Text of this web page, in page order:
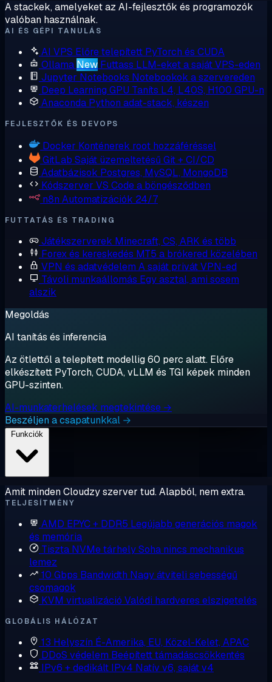
A stackek, amelyeket az AI-fejlesztők és programozók
valóban használnak.
AI ÉS GÉPI TANULÁS
AI VPS Előre telepített PyTorch és CUDA
Ollama New Futtass LLM-eket a saját VPS-eden
Jupyter Notebooks Notebookok a szervereden
Deep Learning GPU Taníts L4, L40S, H100 GPU-n
Anaconda Python adat-stack, készen
FEJLESZTŐK ÉS DEVOPS
Docker Konténerek root hozzáféréssel
GitLab Saját üzemeltetésű Git + CI/CD
Adatbázisok Postgres, MySQL, MongoDB
Kódszerver VS Code a böngésződben
n8n Automatizációk 24/7
FUTTATÁS ÉS TRADING
Játékszerverek Minecraft, CS, ARK és több
Forex és kereskedés MT5 a brókered közelében
VPN és adatvédelem A saját privát VPN-ed
Távoli munkaállomás Egy asztal, ami sosem
alszik
Megoldás
AI tanítás és inferencia
Az ötlettől a telepített modellig 60 perc alatt. Előre
elkészített PyTorch, CUDA, vLLM és TGI képek minden
GPU-szinten.
AI-munkaterhelések megtekintése →
Beszéljen a csapatunkkal →
Amit minden Cloudzy szerver tud. Alapból, nem extra.
TELJESÍTMÉNY
AMD EPYC + DDR5 Legújabb generációs magok
és memória
Tiszta NVMe tárhelySoha nincs mechanikus
lemez
10 Gbps Bandwidth Nagy átviteli sebességű
csomagok
KVM virtualizáció Valódi hardveres elszigetelés
GLOBÁLIS HÁLÓZAT
13 Helyszín É-Amerika, EU, Közel-Kelet, APAC
DDoS védelem Beépített támadáscsökkentés
IPv6 + dedikált IPv4 Natív v6, saját v4